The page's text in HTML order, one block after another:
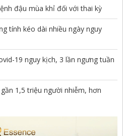
đậu mùa khỉ đối với thai kỳ
tính kéo dài nhiều ngày nguy
19 nguy kịch, 3 lần ngưng tuần
1,5 triệu người nhiễm, hơn